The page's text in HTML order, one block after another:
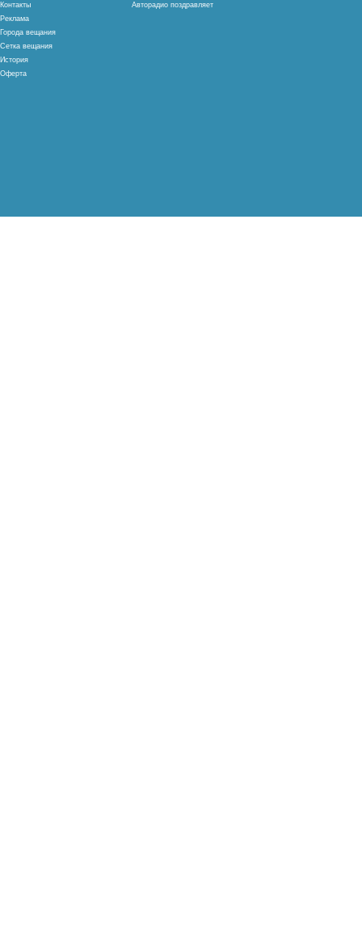
Контакты
Реклама
Города вещания
Сетка вещания
История
Оферта
Авторадио поздравляет